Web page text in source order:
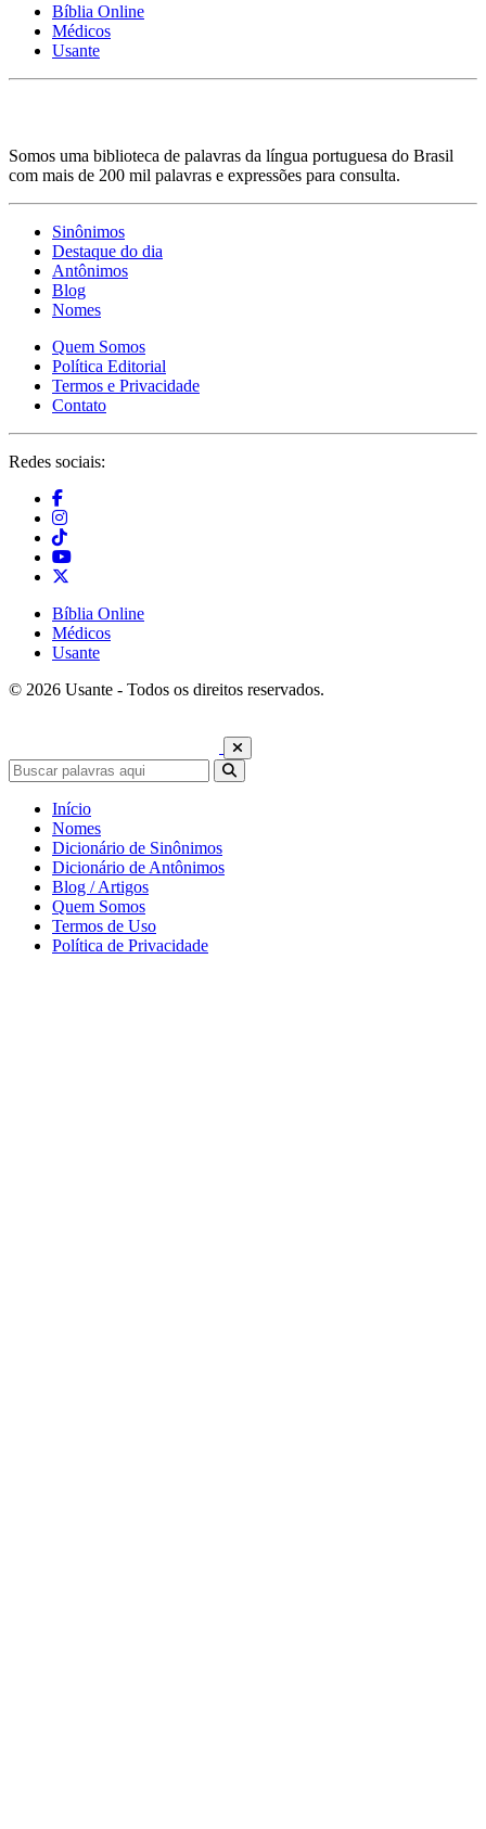
Bíblia Online
Médicos
Usante
Somos uma biblioteca de palavras da língua portuguesa do Brasil
com mais de 200 mil palavras e expressões para consulta.
Sinônimos
Destaque do dia
Antônimos
Blog
Nomes
Quem Somos
Política Editorial
Termos e Privacidade
Contato
Redes sociais:
Bíblia Online
Médicos
Usante
© 2026 Usante - Todos os direitos reservados.
Início
Nomes
Dicionário de Sinônimos
Dicionário de Antônimos
Blog / Artigos
Quem Somos
Termos de Uso
Política de Privacidade